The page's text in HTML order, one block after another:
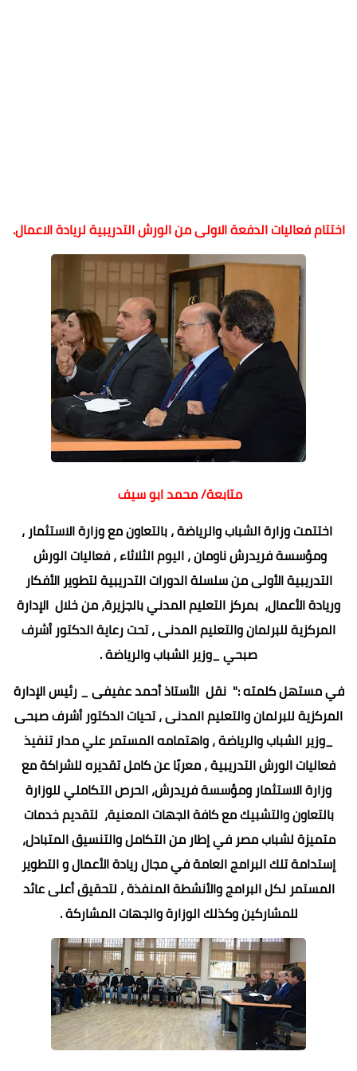
اختتام فعاليات الدفعة الاولى من الورش التدريبية لريادة الاعمال.
متابعة/ محمد ابو سيف
اختتمت وزارة الشباب والرياضة ، بالتعاون مع وزارة الاستثمار ،
ومؤسسة فريدرش ناومان ، اليوم الثلاثاء ، فعاليات الورش
التدريبية الأولى من سلسلة الدورات التدريبية لتطوير الأفكار
وريادة الأعمال، بمركز التعليم المدني بالجزيرة، من خلال الإدارة
المركزية للبرلمان والتعليم المدنى ، تحت رعاية الدكتور أشرف
صبحي _وزير الشباب والرياضة .
في مستهل كلمته :" نقل الأستاذ أحمد عفيفى _ رئيس الإدارة
المركزية للبرلمان والتعليم المدنى ، تحيات الدكتور أشرف صبحى
_وزير الشباب والرياضة ، واهتمامه المستمر علي مدار تنفيذ
فعاليات الورش التدريبية ، معربًا عن كامل تقديره للشراكة مع
وزارة الاستثمار ومؤسسة فريدرش، الحرص التكاملي للوزارة
بالتعاون والتشبيك مع كافة الجهات المعنية، لتقديم خدمات
متميزة لشباب مصر في إطار من التكامل والتنسيق المتبادل،
إستدامة تلك البرامج العامة في مجال ريادة الأعمال و التطوير
المستمر لكل البرامج والأنشطة المنفذة ، لتحقيق أعلى عائد
للمشاركين وكذلك الوزارة والجهات المشاركة .